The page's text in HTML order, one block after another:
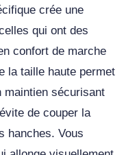
crée une
qui ont des
confort de marche
la taille haute permet
maintien sécurisant
de couper la
hanches. Vous